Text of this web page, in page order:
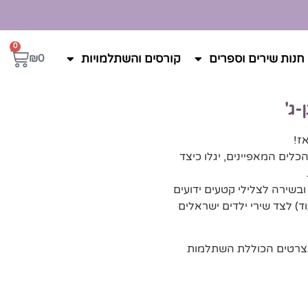
חנות שירים וספרים קורסים והשתלמויות ₪0
0
ג'
את הכלים המאפיינים, יגלו כיצד
לצלילי קטעים ידועים
לצד שירי ילדים ישראלים
הכוללת השתלמות